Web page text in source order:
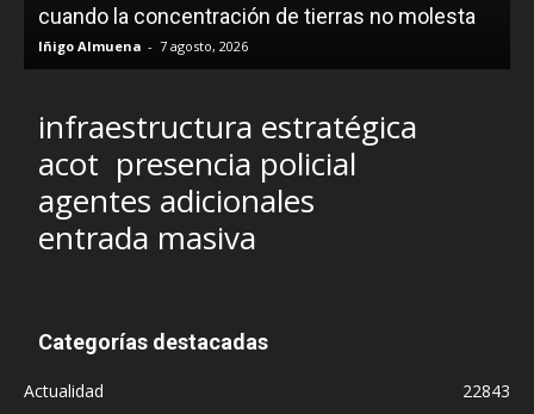
cuando la concentración de tierras no molesta
Iñigo Almuena - 7 agosto, 2026
infraestructura estratégica
acot presencia policial
agentes adicionales
entrada masiva
Categorías destacadas
Actualidad
22843